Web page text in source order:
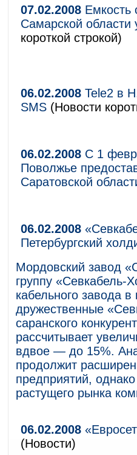
07.02.2008 Емкость
Самарской области
короткой строкой)
06.02.2008 Tele2 в
SMS (Новости
06.02.2008 С 1
Поволжье
Саратовской
06.02.2008
Петербургский
Мордовский завод
группу «Севкабель-
кабельного завода
дружественные
саранского
рассчитывает
вдвое — до 15%.
продолжит
предприятий,
растущего рынка
06.02.2008
(Новости)